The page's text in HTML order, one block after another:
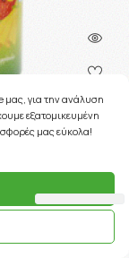
60τμχ
μας, για την ανάλυση
εξατομικευμένη
μας εύκολα!